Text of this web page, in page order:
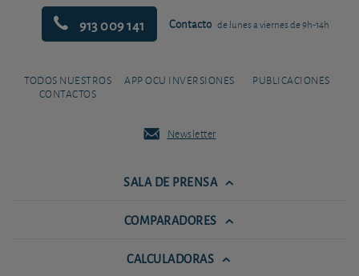
913 009 141 Contacto de lunes a viernes de 9h-14h
TODOS NUESTROS
CONTACTOS
APP OCU INVERSIONES PUBLICACIONES
Newsletter
SALA DE PRENSA
COMPARADORES
CALCULADORAS